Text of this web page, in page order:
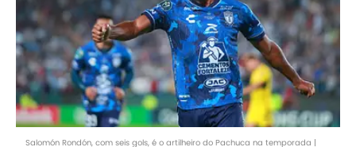
Salomón Rondón, com seis gols, é o artilheiro do Pachuca na temporada |